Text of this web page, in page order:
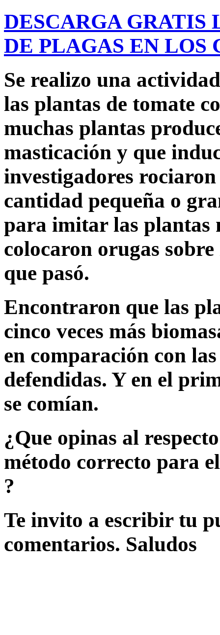
DESCARGA GRATIS
DE PLAGAS EN LOS
Se realizo una
las plantas de tomate
muchas plantas
masticación y que
investigadores
cantidad pequeña o
para imitar las plantas
colocaron orugas
que pasó.
Encontraron que las
cinco veces más
en comparación con
defendidas. Y en el
se comían.
¿Que opinas al
método correcto para
?
Te invito a escribir tu
comentarios. Saludos